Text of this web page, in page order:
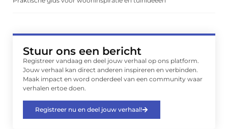
Stuur ons een bericht
Registreer vandaag en deel jouw verhaal op ons platform.
Jouw verhaal kan direct anderen inspireren en verbinden.
Maak impact en word onderdeel van een community waar
verhalen ertoe doen.
Registreer nu en deel jouw verhaal!